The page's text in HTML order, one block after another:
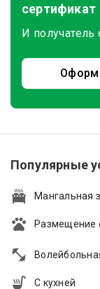
сертификат
И
Популярные
Мангальная
Размещение
С кухней